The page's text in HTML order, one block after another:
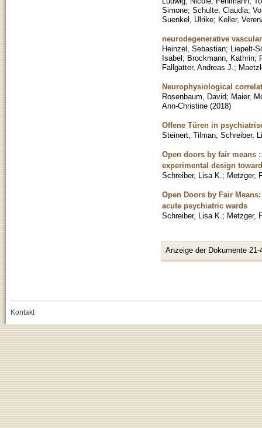
Simone; Schulte, Claudia;
Suenkel, Ulrike; Keller,
neurodegenerative
Heinzel, Sebastian; Liepelt-
Isabel; Brockmann, Kathrin;
Fallgatter, Andreas J. ;
Neurophysiological
Rosenbaum, David; Maier,
Ann-Christine (2018)
Offene Türen in
Steinert, Tilman; Schreiber,
Open doors by fair means
experimental design
Schreiber, Lisa K. ; Metzger,
Open Doors by Fair
acute psychiatric wards
Schreiber, Lisa K. ; Metzger,
Anzeige der Dokumente 21-
Kontakt